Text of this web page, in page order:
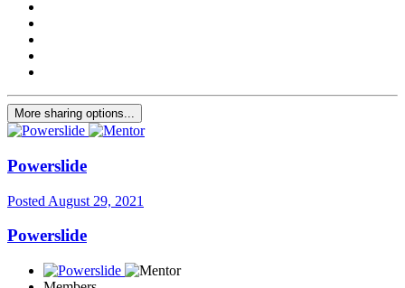
More sharing options...
Powerslide
Posted August 29, 2021
Powerslide